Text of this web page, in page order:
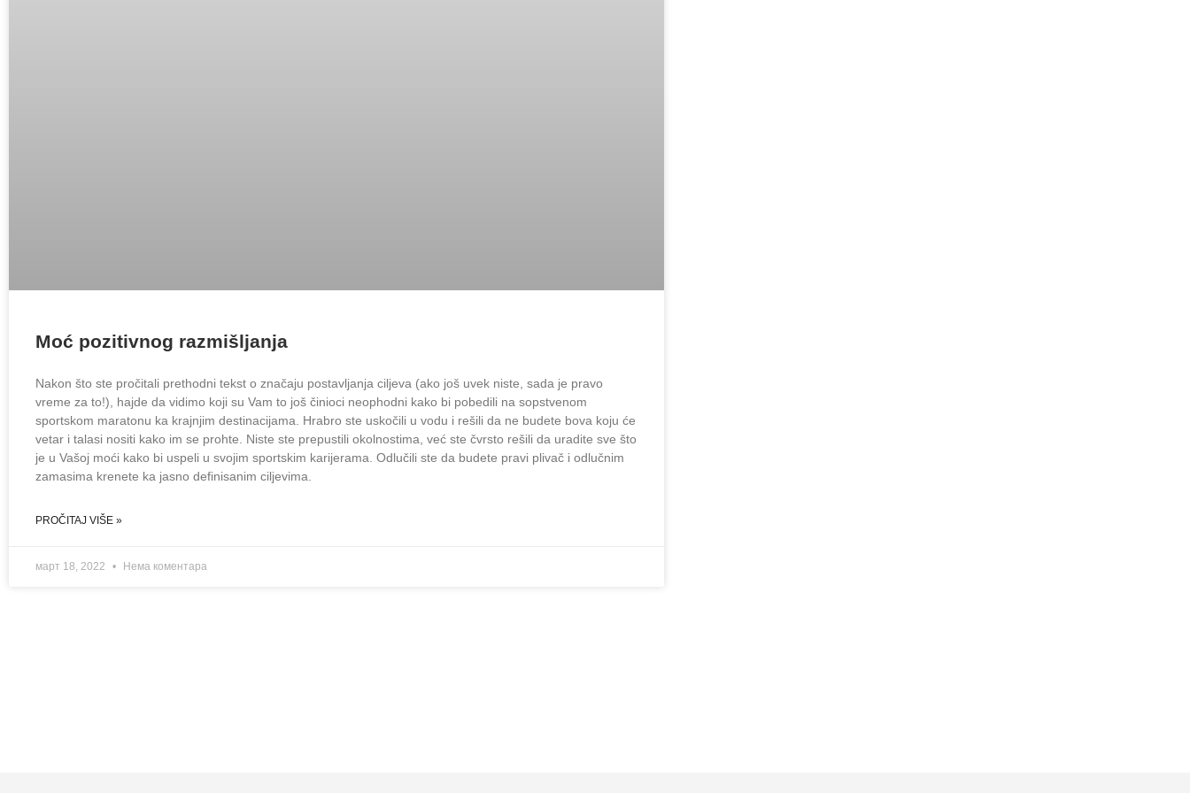
Moć pozitivnog razmišljanja
Nakon što ste pročitali prethodni tekst o značaju postavljanja ciljeva (ako još uvek niste, sada je pravo
vreme za to!), hajde da vidimo koji su Vam to još činioci neophodni kako bi pobedili na sopstvenom
sportskom maratonu ka krajnjim destinacijama. Hrabro ste uskočili u vodu i rešili da ne budete bova koju će
vetar i talasi nositi kako im se prohte. Niste ste prepustili okolnostima, već ste čvrsto rešili da uradite sve što
je u Vašoj moći kako bi uspeli u svojim sportskim karijerama. Odlučili ste da budete pravi plivač i odlučnim
zamasima krenete ka jasno definisanim ciljevima.
PROČITAJ VIŠE »
март 18, 2022 Нема коментара